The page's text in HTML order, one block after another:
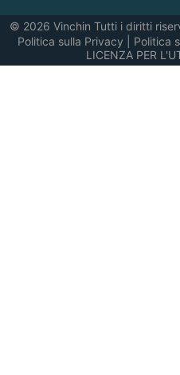
© 2026 Vinchin Tutti i diritti
Politica sulla Privacy
Politica
LICENZA PER